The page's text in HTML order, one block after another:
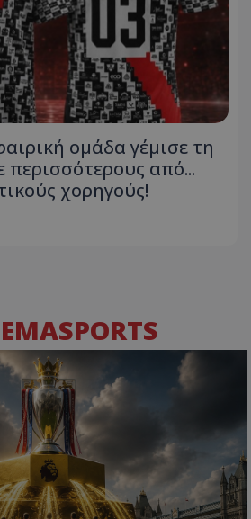
ομάδα γέμισε τη
περισσότερους από...
χορηγούς!